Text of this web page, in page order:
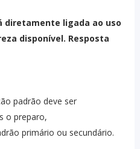
diretamente ligada ao uso
disponível. Resposta
padrão deve ser
o preparo,
primário ou secundário.